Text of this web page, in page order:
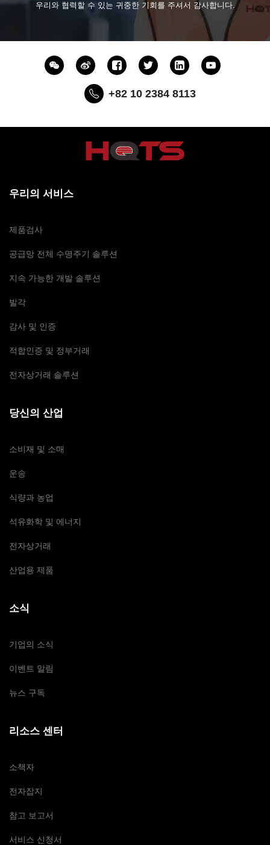
우리와 협력할 수 있는 귀중한 기회를 주셔서 감사합니다.
+82 10 2384 8113
우리의 서비스
제품검사
공급망 전체 수명주기 솔루션
지속 가능한 개발 솔루션
발각
감사 및 인증
적합인증 및 정부거래
전자상거래 솔루션
당신의 산업
소비재 및 소매
운송
식량과 농업
석유화학 및 에너지
전자상거래
산업용 제품
소식
기업의 소식
이벤트 알림
뉴스 구독
리소스 센터
소책자
전자잡지
참고 보고서
서비스 신청서